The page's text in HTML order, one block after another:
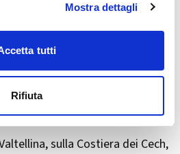
Mostra dettagli
tutti
Rifiuta
sulla Costiera dei Cech,